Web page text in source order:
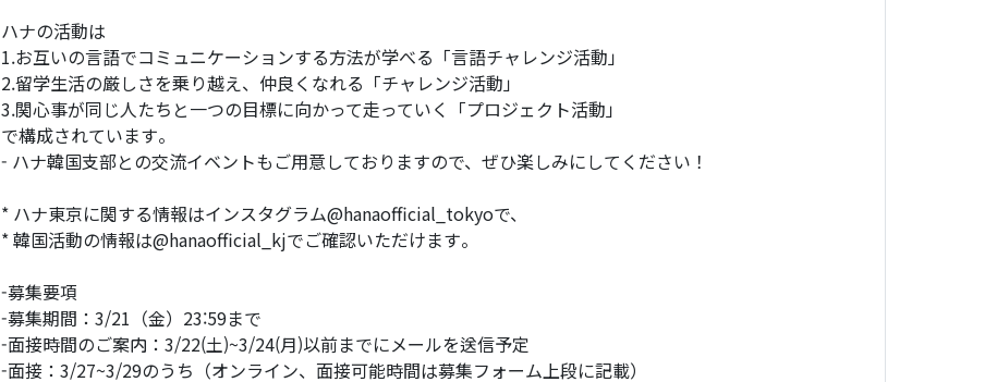
ハナの活動は
1.お互いの言語でコミュニケーションする方法が学べる「言語チャレンジ活動」
2.留学生活の厳しさを乗り越え、仲良くなれる「チャレンジ活動」
3.関心事が同じ人たちと一つの目標に向かって走っていく「プロジェクト活動」
で構成されています。
- ハナ韓国支部との交流イベントもご用意しておりますので、ぜひ楽しみにしてください！
* ハナ東京に関する情報はインスタグラム@hanaofficial_tokyoで、
* 韓国活動の情報は@hanaofficial_kjでご確認いただけます。
-募集要項
-募集期間：3/21（金）23:59まで
-面接時間のご案内：3/22(土)~3/24(月)以前までにメールを送信予定
-面接：3/27~3/29のうち（オンライン、面接可能時間は募集フォーム上段に記載）